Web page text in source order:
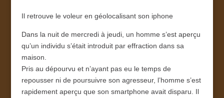
Il retrouve le voleur en géolocalisant son iphone
Dans la nuit de mercredi à jeudi, un homme s’est aperçu
qu’un individu s’était introduit par effraction dans sa
maison.
Pris au dépourvu et n’ayant pas eu le temps de
repousser ni de poursuivre son agresseur, l’homme s’est
rapidement aperçu que son smartphone avait disparu. Il